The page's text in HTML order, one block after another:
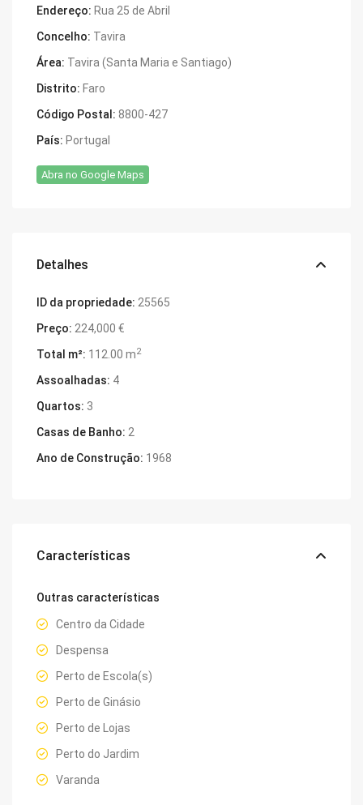
Endereço: Rua 25 de Abril
Concelho: Tavira
Área: Tavira (Santa Maria e Santiago)
Distrito: Faro
Código Postal: 8800-427
País: Portugal
Abra no Google Maps
Detalhes
ID da propriedade: 25565
Preço: 224,000 €
Total m²: 112.00 m2
Assoalhadas: 4
Quartos: 3
Casas de Banho: 2
Ano de Construção: 1968
Características
Outras características
Centro da Cidade
Despensa
Perto de Escola(s)
Perto de Ginásio
Perto de Lojas
Perto do Jardim
Varanda